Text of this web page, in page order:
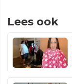
Lees ook